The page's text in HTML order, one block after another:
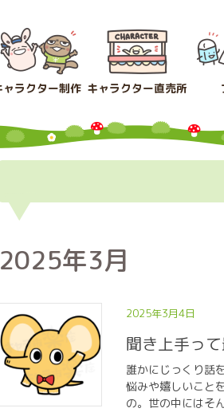
ャラクター制作 キャラクター直売所
2025年3月
2025年3月4日
聞き上手っ
誰かにじっくり話
悩みや嬉しいこと
の。世の中にはそ